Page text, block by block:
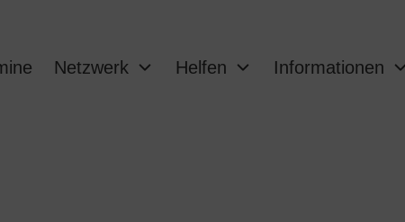
Netzwerk Helfen Informationen